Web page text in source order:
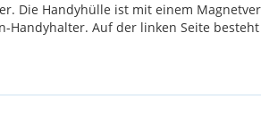
Die Handyhülle ist mit einem
Handyhalter. Auf der linken Seite